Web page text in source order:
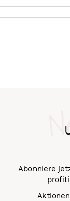
Abonniere